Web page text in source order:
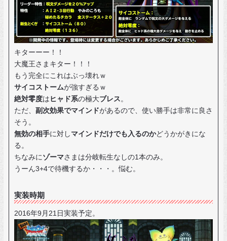
キターーー！！
大魔王さまキター！！！
もう完全にこれはぶっ壊れｗ
サイコストームが強すぎるｗ
絶対零度は ヒャド系の極大ブレス。
ただ、 副次効果でマインドがあるので、使い勝手は非常に良さ
そう。
無効の相手に対し マインドだけでも入るのかどうかがきにな
る。
ちなみにゾーマさまは分岐転生なしの1本のみ。
うーん3+4で待機するか・・・。悩む。
実装時期
2016年9月21日実装予定。